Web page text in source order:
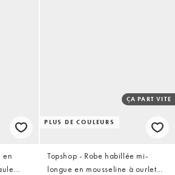
en
PLUS DE COULEURS
ÇA PART VITE
Topshop - Robe habillée mi-
longue en mousseline à ourlet